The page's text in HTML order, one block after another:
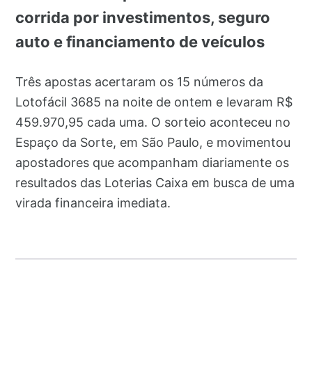
corrida por investimentos, seguro
auto e financiamento de veículos
Três apostas acertaram os 15 números da
Lotofácil 3685 na noite de ontem e levaram R$
459.970,95 cada uma. O sorteio aconteceu no
Espaço da Sorte, em São Paulo, e movimentou
apostadores que acompanham diariamente os
resultados das Loterias Caixa em busca de uma
virada financeira imediata.